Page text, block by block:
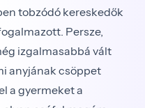
tobzódó kereskedők
Persze,
izgalmasabbá vált
anyjának csöppet
a gyermeket a